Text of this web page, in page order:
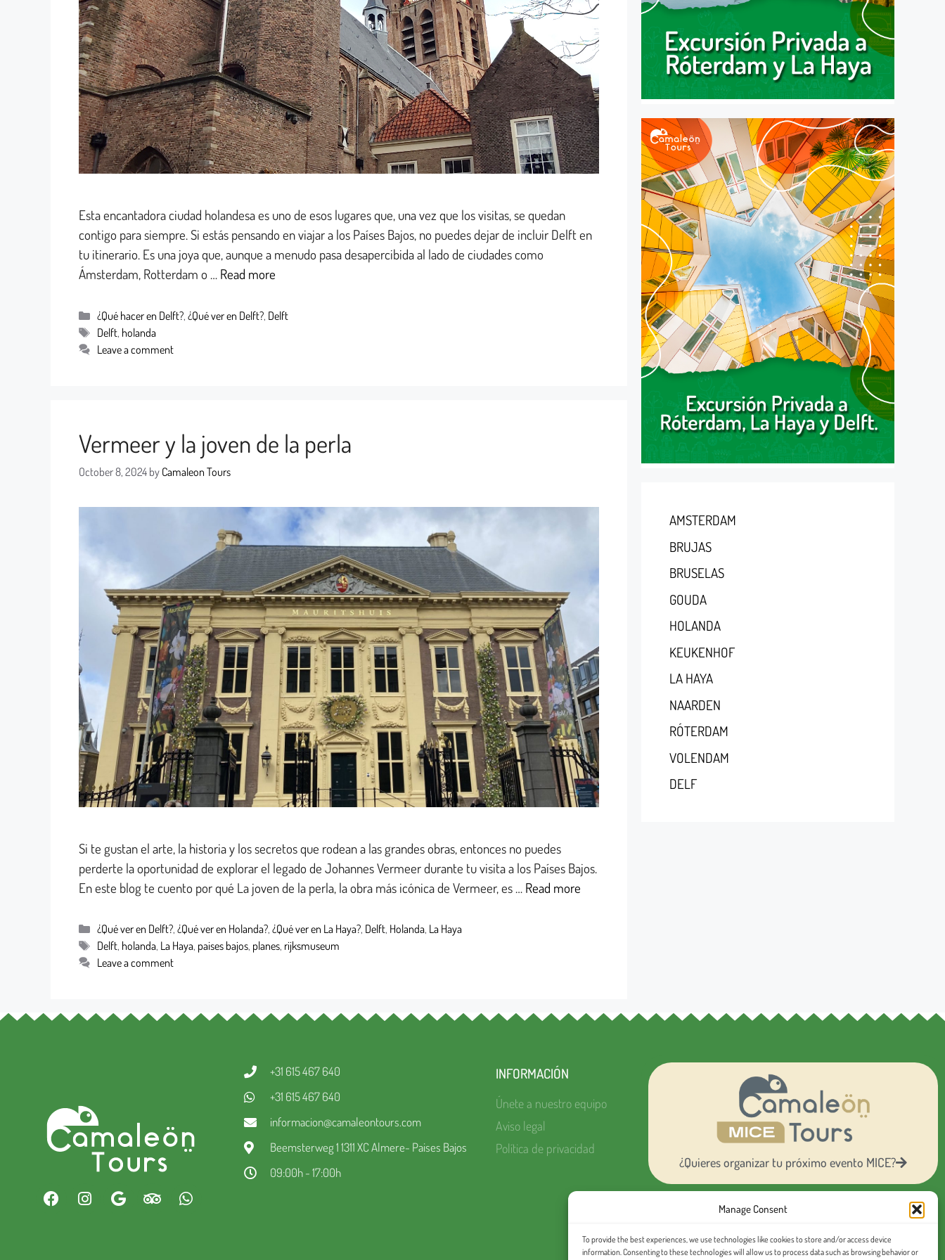
Manage Consent
To provide the best experiences, we use technologies like cookies to store and/or access device
information. Consenting to these technologies will allow us to process data such as browsing behavior or
Esta encantadora ciudad holandesa es uno de esos lugares que, una vez que los visitas, se quedan
contigo para siempre. Si estás pensando en viajar a los Países Bajos, no puedes dejar de incluir Delft en
tu itinerario. Es una joya que, aunque a menudo pasa desapercibida al lado de ciudades como
Ámsterdam, Rotterdam o … Read more
¿Qué hacer en Delft?,¿Qué ver en Delft?, Delft
Delft, holanda
Leave a comment
Vermeer y la joven de la perla
October 8, 2024byCamaleon Tours
Si te gustan el arte, la historia y los secretos que rodean a las grandes obras, entonces no puedes
perderte la oportunidad de explorar el legado de Johannes Vermeer durante tu visita a los Países Bajos.
En este blog te cuento por qué La joven de la perla, la obra más icónica de Vermeer, es … Read more
¿Qué ver en Delft?,¿Qué ver en Holanda?,¿Qué ver en La Haya?, Delft, Holanda, La Haya
Delft, holanda, La Haya, paises bajos, planes, rijksmuseum
Leave a comment
AMSTERDAM
BRUJAS
BRUSELAS
GOUDA
HOLANDA
KEUKENHOF
LA HAYA
NAARDEN
RÓTERDAM
VOLENDAM
DELF
+31 615 467 640
+31 615 467 640
informacion@camaleontours.com
Beemsterweg 1 1311 XC Almere- Paises Bajos
09:00h - 17:00h
INFORMACIÓN
Únete a nuestro equipo
Aviso legal
Política de privacidad
¿Quieres organizar tu próximo evento MICE?
Conoce nuestras
excursiones en español